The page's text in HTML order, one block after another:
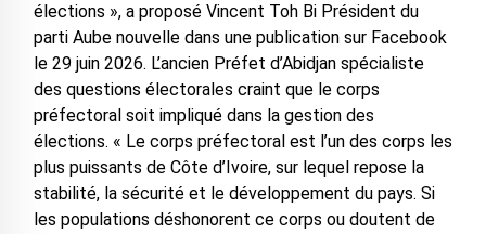
élections », a proposé Vincent Toh Bi Président du
parti Aube nouvelle dans une publication sur Facebook
le 29 juin 2026. L’ancien Préfet d’Abidjan spécialiste
des questions électorales craint que le corps
préfectoral soit impliqué dans la gestion des
élections. « Le corps préfectoral est l’un des corps les
plus puissants de Côte d’Ivoire, sur lequel repose la
stabilité, la sécurité et le développement du pays. Si
les populations déshonorent ce corps ou doutent de